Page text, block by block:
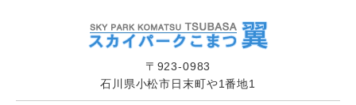
〒923-0983
石川県小松市日末町や1番地1